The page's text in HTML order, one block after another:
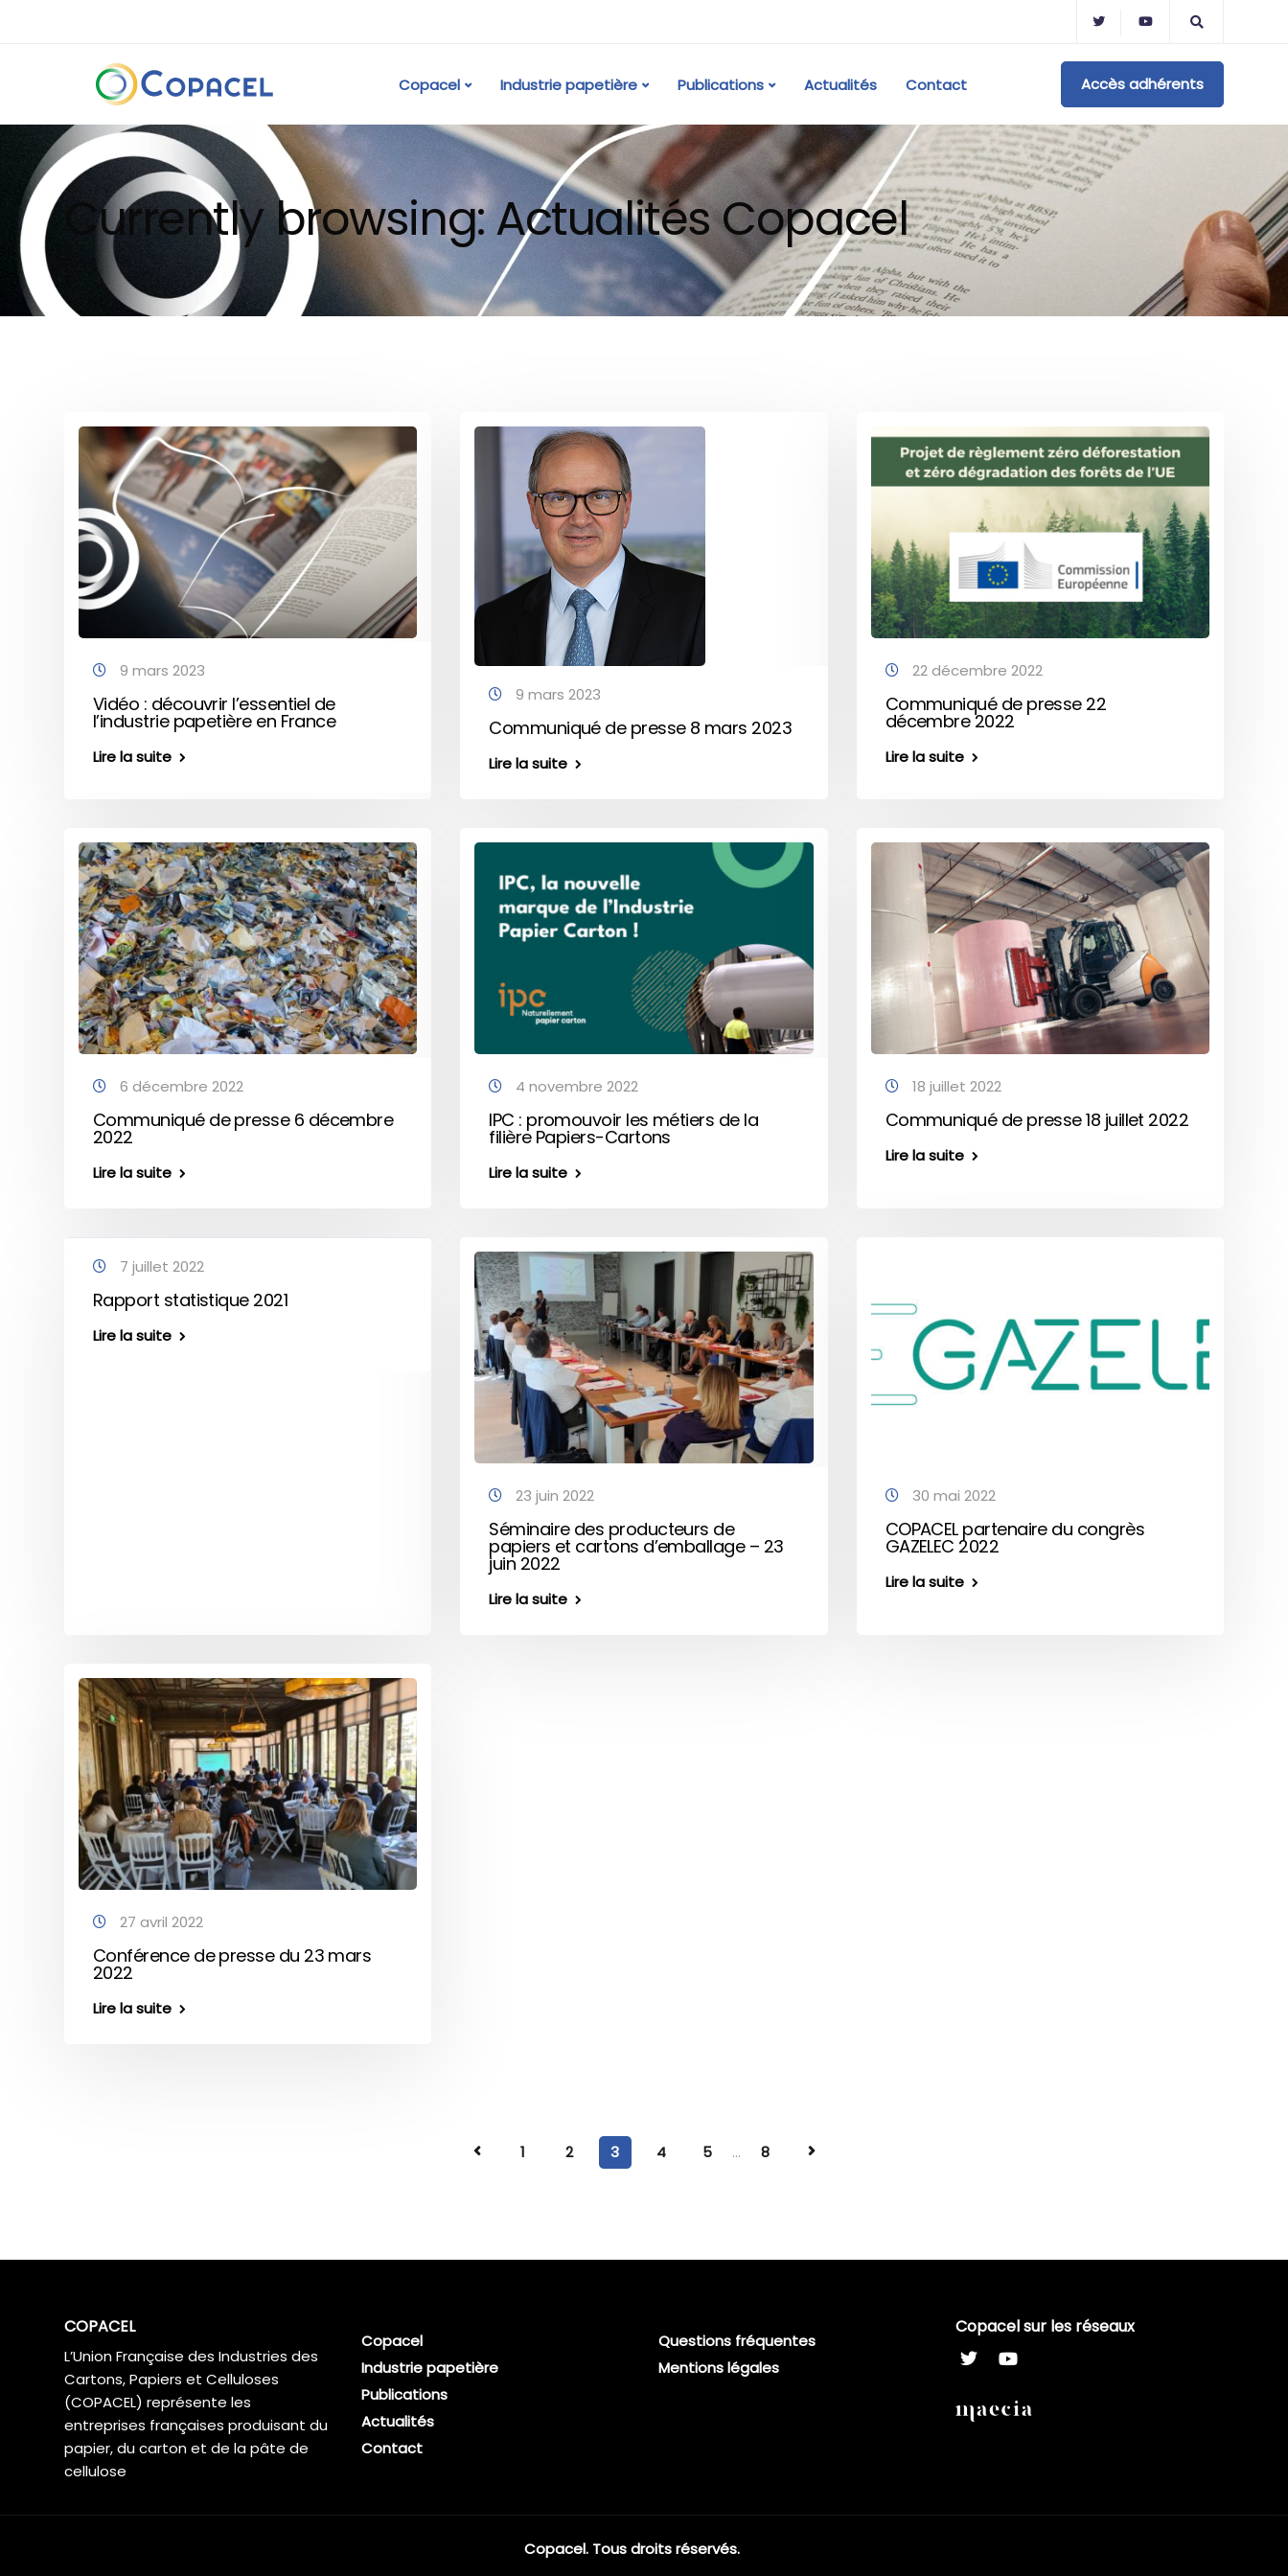
Copacel Industrie papetière Publications Actualités Contact Accès adhérents
Currently browsing: Actualités Copacel
9 mars 2023
Vidéo : découvrir l’essentiel de
l’industrie papetière en France
Lire la suite
9 mars 2023
Communiqué de presse 8 mars 2023
Lire la suite
22 décembre 2022
Communiqué de presse 22
décembre 2022
Lire la suite
6 décembre 2022
Communiqué de presse 6 décembre
2022
Lire la suite
4 novembre 2022
IPC : promouvoir les métiers de la
filière Papiers-Cartons
Lire la suite
18 juillet 2022
Communiqué de presse 18 juillet 2022
Lire la suite
7 juillet 2022
Rapport statistique 2021
Lire la suite
23 juin 2022
Séminaire des producteurs de
papiers et cartons d’emballage – 23
juin 2022
Lire la suite
30 mai 2022
COPACEL partenaire du congrès
GAZELEC 2022
Lire la suite
27 avril 2022
Conférence de presse du 23 mars
2022
Lire la suite
1 2 3 4 5 ... 8
COPACEL
L’Union Française des Industries des
Cartons, Papiers et Celluloses
(COPACEL) représente les
entreprises françaises produisant du
papier, du carton et de la pâte de
cellulose
Copacel
Industrie papetière
Publications
Actualités
Contact
Questions fréquentes
Mentions légales
Copacel sur les réseaux
Copacel. Tous droits réservés.